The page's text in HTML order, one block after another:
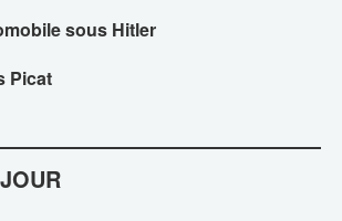
sous Hitler
Picat